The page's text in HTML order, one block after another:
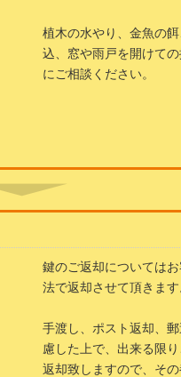
植木の水やり、金魚の
込、窓や雨戸を開けて
にご相談ください。
鍵のご返却については
法で返却させて頂きます
手渡し、ポスト返却、
慮した上で、出来る限
返却致しますので、そ